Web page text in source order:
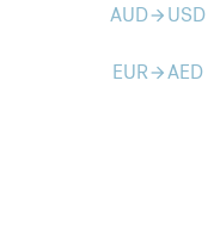
AUDarrow_forward USD
EURarrow_forwardAED